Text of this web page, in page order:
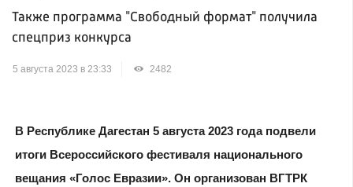
Также программа "Свободный формат" получила
спецприз конкурса
5 августа 2023 в 23:33 2482
В Республике Дагестан 5 августа 2023 года подвели
итоги Всероссийского фестиваля национального
вещания «Голос Евразии». Он организован ВГТРК